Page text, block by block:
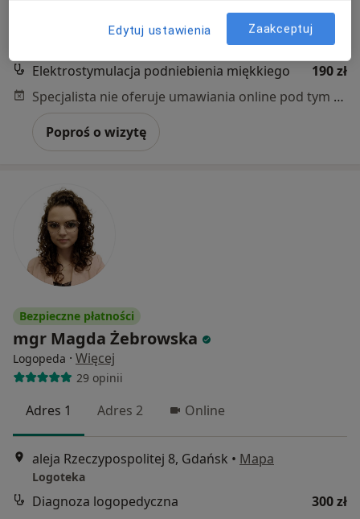
Jelitkowska 47, Gdańsk •Mapa
Elektrostymulacja podniebienia miękkiego
190 zł
Specjalista nie oferuje umawiania online pod tym adresem.
Poproś o wizytę
Bezpieczne płatności
mgr Magda Żebrowska
Logopeda · Więcej
29 opinii
Adres 1 Adres 2 Online
aleja Rzeczypospolitej 8, Gdańsk • Mapa
Logoteka
Diagnoza logopedyczna
300 zł
Edytuj ustawienia Zaakceptuj